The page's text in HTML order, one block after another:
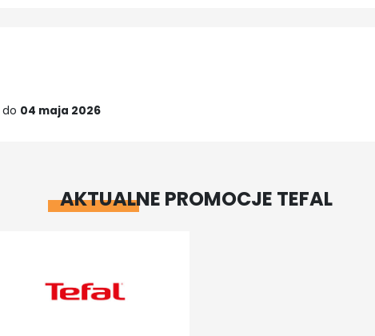
do 04 maja 2026
AKTUALNE PROMOCJE TEFAL